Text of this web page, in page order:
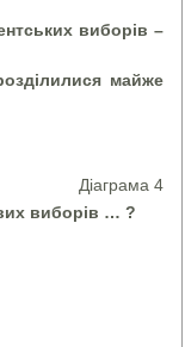
виборів –
майже
Діаграма 4
виборів … ?